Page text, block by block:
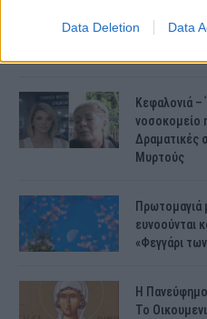
Data Deletion Data
Νέες
13χρονου
Κεφαλονιά
νοσοκομείο
Δραματικές
Μυρτούς
Πρωτομαγιά
ευνοούνται
«Φεγγάρι
H
Το